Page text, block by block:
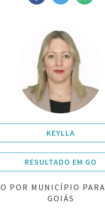
KEYLLA
RESULTADO EM GO
POR MUNICÍPIO
GOIÁS